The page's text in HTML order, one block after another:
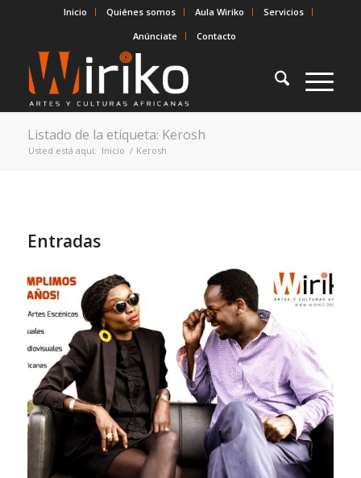
Inicio Quiénes somos Aula Wiriko
Servicios
Anúnciate
Contacto
Listado de la etiqueta: Kerosh
Usted está aquí: Inicio / Kerosh
Entradas